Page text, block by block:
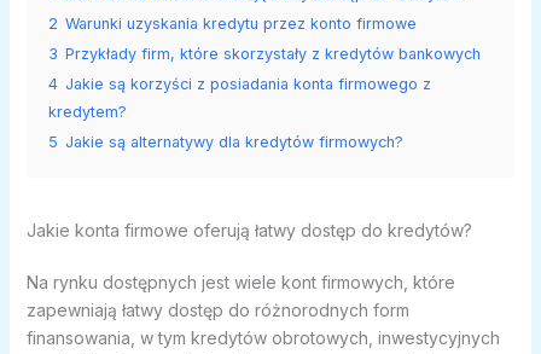
2 Warunki uzyskania kredytu przez konto firmowe
3 Przykłady firm, które skorzystały z kredytów bankowych
4 Jakie są korzyści z posiadania konta firmowego z
kredytem?
5 Jakie są alternatywy dla kredytów firmowych?
Jakie konta firmowe oferują łatwy dostęp do kredytów?
Na rynku dostępnych jest wiele kont firmowych, które
zapewniają łatwy dostęp do różnorodnych form
finansowania, w tym kredytów obrotowych, inwestycyjnych